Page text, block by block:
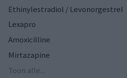
Ethinylestradiol / Levonorgestrel
Lexapro
Amoxicilline
Mirtazapine
Toon alle...